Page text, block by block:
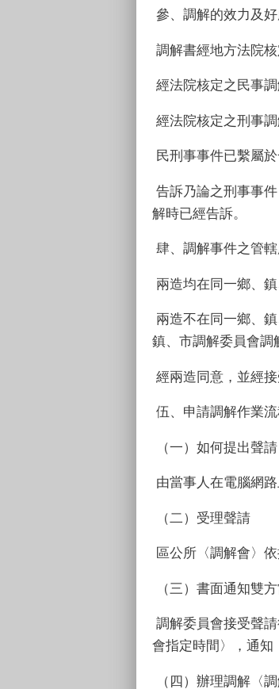
參、調解的效力及
調解書經地方法院
經法院核定之民事
經法院核定之刑事
民刑事事件已繫屬
告訴乃論之刑事事
解時已經告訴。
肆、調解事件之管
兩造均在同一鄉、
兩造不在同一鄉、
鎮、市調解委員會調
經兩造同意，並經
伍、申請調解作業
（一）如何提出聲請
由當事人在電腦網
（二）受理聲請
區公所〈調解會〉
（三）書面通知雙方
調解委員會接受聲
會指定時間〉，通知
（四）辦理調解〈